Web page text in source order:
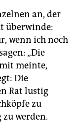
an, der
überwinde:
wenn ich noch
„Die
meinte,
Die
Rat lustig
zu
werden.